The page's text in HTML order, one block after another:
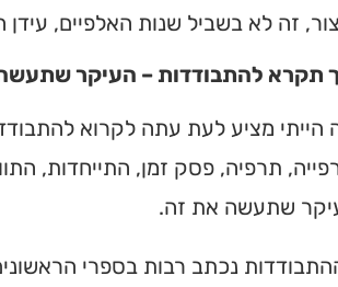
זה לא בשביל שנות האלפיים, עידן
תקרא להתבודדות – העיקר
הייתי מציע לעת עתה לקרוא
תרפיה, פסק זמן, התייחדות,
שתעשה את זה.
נכתב רבות בספרי
כפתור.